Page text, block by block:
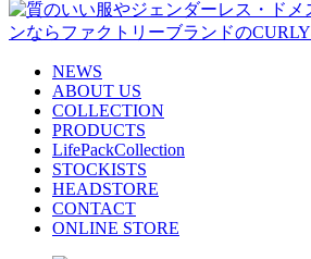
NEWS
ABOUT US
COLLECTION
PRODUCTS
LifePackCollection
STOCKISTS
HEADSTORE
CONTACT
ONLINE STORE